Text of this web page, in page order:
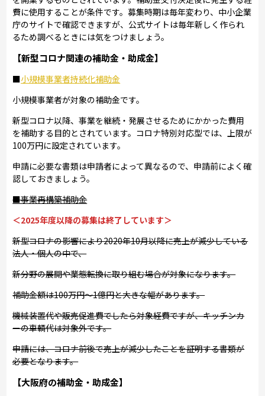
費に使用することが条件です。募集時期は毎年変わり、中小企業
庁のサイトで確認できますが、公式サイトは毎年新しく作られ
るため調べるときには気をつけましょう。
【新型コロナ関連の補助金・助成金】
■小規模事業者持続化補助金
小規模事業者が対象の補助金です。
新型コロナ以降、事業を継続・発展させるためにかかった費用
を補助する目的とされています。コロナ特別対応型では、上限が
100万円に設定されています。
申請に必要な書類は申請者によって異なるので、申請前によく確
認しておきましょう。
■事業再構築補助金
＜2025年度以降の募集は終了しています＞
新型コロナの影響により2020年10月以降に売上が減少している
法人・個人の中で、
新分野の展開や業態転換に取り組む場合が対象になります。
補助金額は100万円～1億円と大きな幅があります。
機械装置代や販売促進費でしたら対象経費ですが、キッチンカ
ーの車輌代は対象外です。
申請には、コロナ前後で売上が減少したことを証明する書類が
必要となります。
【大阪府の補助金・助成金】